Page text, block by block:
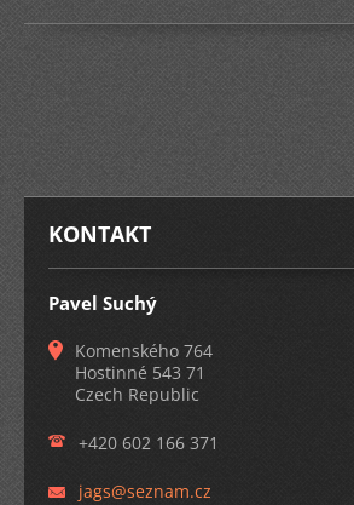
KONTAKT
Pavel Suchý
Komenského 764
Hostinné 543 71
Czech Republic
+420 602 166 371
jags@seznam.cz